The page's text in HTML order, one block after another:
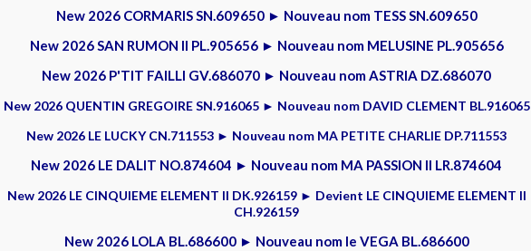
New 2026 CORMARIS SN.609650 ► Nouveau nom TESS SN.609650
New 2026 SAN RUMON II PL.905656 ► Nouveau nom MELUSINE PL.905656
New 2026 P'TIT FAILLI GV.686070 ► Nouveau nom ASTRIA DZ.686070
New 2026 QUENTIN GREGOIRE SN.916065 ► Nouveau nom DAVID CLEMENT BL.916065
New 2026 LE LUCKY CN.711553 ► Nouveau nom MA PETITE CHARLIE DP.711553
New 2026 LE DALIT NO.874604 ► Nouveau nom MA PASSION II LR.874604
New 2026 LE CINQUIEME ELEMENT II DK.926159 ► Devient LE CINQUIEME ELEMENT II
CH.926159
New 2026 LOLA BL.686600 ► Nouveau nom le VEGA BL.686600